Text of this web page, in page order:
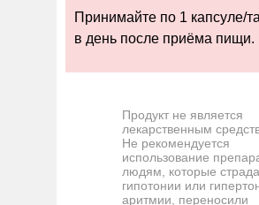
Принимайте по 1 капсуле/
в день после приёма пищи.
Продукт не является
лекарственным
Не рекомендуется
использование
людям, которые
гипотонии или
аритмии, переносили